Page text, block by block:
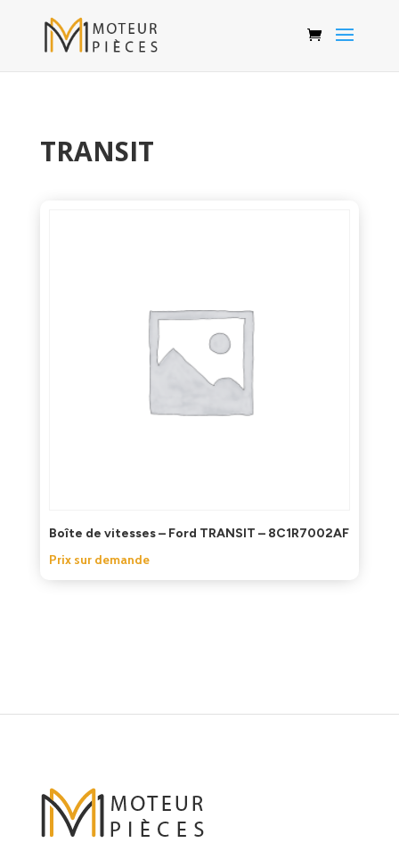
TRANSIT
Boîte de vitesses – Ford TRANSIT – 8C1R7002AF
Prix sur demande